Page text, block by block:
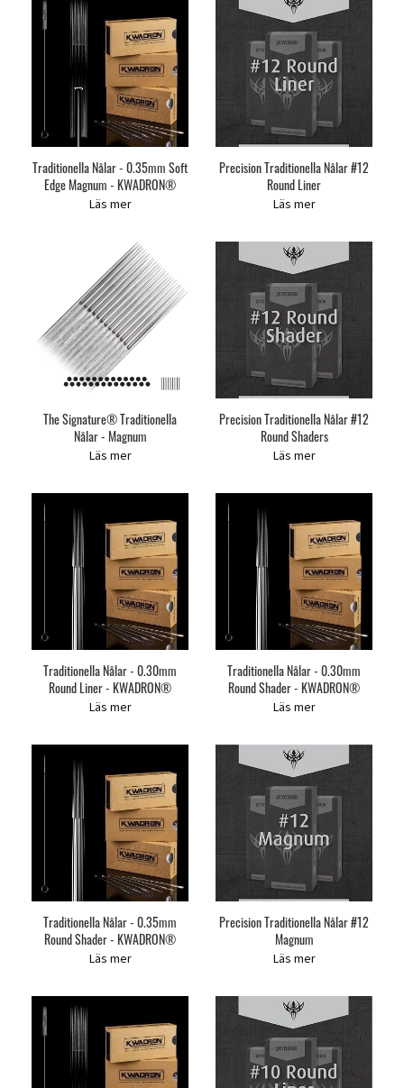
Traditionella Nålar - 0.35mm Soft
Edge Magnum - KWADRON®
Läs mer
Precision Traditionella Nålar #12
Round Liner
Läs mer
The Signature® Traditionella
Nålar - Magnum
Läs mer
Precision Traditionella Nålar #12
Round Shaders
Läs mer
Traditionella Nålar - 0.30mm
Round Liner - KWADRON®
Läs mer
Traditionella Nålar - 0.30mm
Round Shader - KWADRON®
Läs mer
Traditionella Nålar - 0.35mm
Round Shader - KWADRON®
Läs mer
Precision Traditionella Nålar #12
Magnum
Läs mer